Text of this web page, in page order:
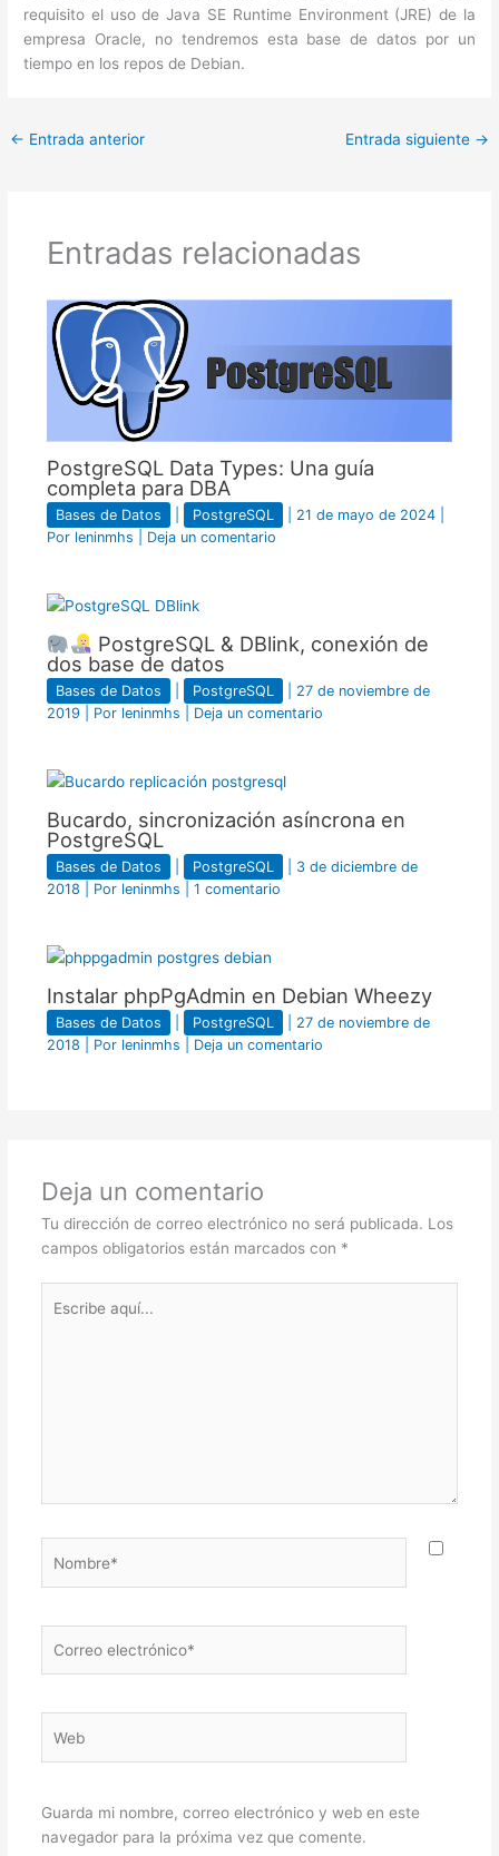
requisito el uso de Java SE Runtime Environment (JRE) de la
empresa Oracle, no tendremos esta base de datos por un
tiempo en los repos de Debian.
← Entrada anterior Entrada siguiente →
Entradas relacionadas
PostgreSQL Data Types: Una guía
completa para DBA
Bases de Datos PostgreSQL 21 de mayo de 2024
Por leninmhs Deja un comentario
PostgreSQL & DBlink, conexión de
dos base de datos
Bases de Datos PostgreSQL
27 de noviembre de
2019
| Por leninmhs Deja un comentario
Bucardo, sincronización asíncrona en
PostgreSQL
Bases de Datos PostgreSQL
3 de diciembre de
2018
| Por leninmhs 1 comentario
Instalar phpPgAdmin en Debian Wheezy
Bases de Datos PostgreSQL
27 de noviembre de
2018
| Por leninmhs Deja un comentario
Deja un comentario
Tu dirección de correo electrónico no será publicada. Los
campos obligatorios están marcados con *
aquí...
electrónico*
Guarda mi nombre, correo electrónico y web en este
navegador para la próxima vez que comente.